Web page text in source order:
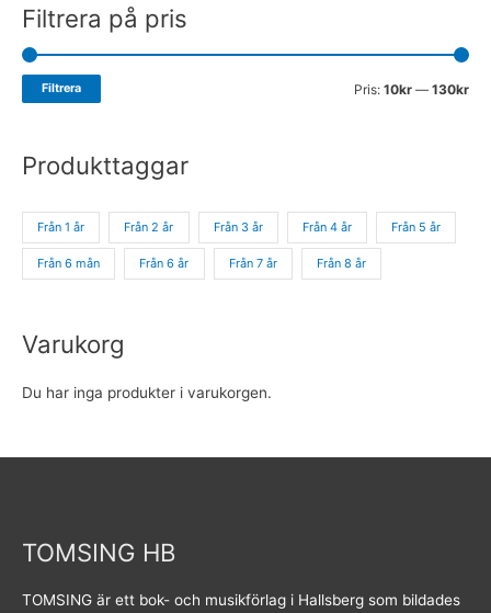
Filtrera på pris
Filtrera Pris: 10kr — 130kr
Produkttaggar
Från 1 år Från 2 år Från 3 år Från 4 år Från 5 år
Från 6 mån Från 6 år Från 7 år Från 8 år
Varukorg
Du har inga produkter i varukorgen.
TOMSING HB
TOMSING är ett bok- och musikförlag i Hallsberg som bildades